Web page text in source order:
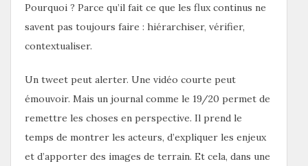
Pourquoi ? Parce qu’il fait ce que les flux continus ne
savent pas toujours faire : hiérarchiser, vérifier,
contextualiser.
Un tweet peut alerter. Une vidéo courte peut
émouvoir. Mais un journal comme le 19/20 permet de
remettre les choses en perspective. Il prend le
temps de montrer les acteurs, d’expliquer les enjeux
et d’apporter des images de terrain. Et cela, dans une